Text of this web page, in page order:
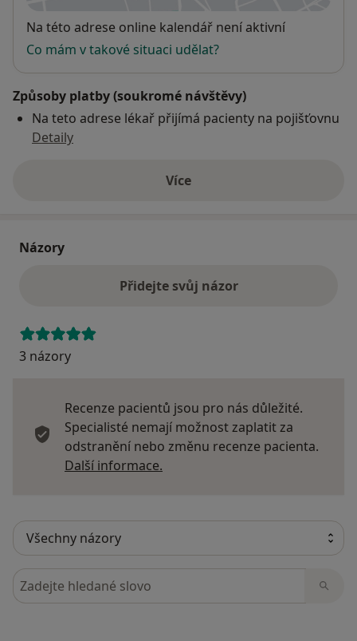
Dostupnost
Na této adrese online kalendář není aktivní
Co mám v takové situaci udělat?
Způsoby platby (soukromé návštěvy)
Na teto adrese lékař přijímá pacienty na pojišťovnu
Detaily
Víceo adrese
Názory
Přidejte svůj názor
3 názory
Recenze pacientů jsou pro nás důležité.
Specialisté nemají možnost zaplatit za
odstranění nebo změnu recenze pacienta.
Další informace.
Hledejte v názorech